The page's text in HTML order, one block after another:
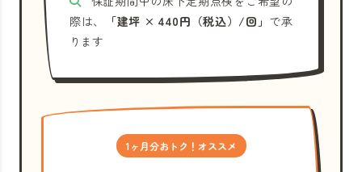
際は、
「建坪 × 440円（税込）/回」 で承
ります
1ヶ月分おトク！オススメ